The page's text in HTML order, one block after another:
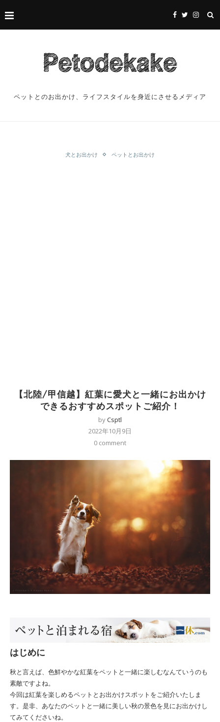
ペットとのお出かけ、ライフスタイルを身近にさせるメディア
犬とお出かけ ペットとお出かけ
【北陸/甲信越】紅葉に愛犬と一緒にお出かけ
できるおすすめスポットご紹介！
byCsptl
2022年10月9日
0 comment
はじめに
秋と言えば、色鮮やかな紅葉をペットと一緒に楽しむなんていうのも
素敵ですよね。
今回は紅葉を楽しめるペットとお出かけスポットをご紹介いたしま
す。是非、あなたのペットと一緒に美しい秋の景色を見にお出かけし
てみてくださいね。